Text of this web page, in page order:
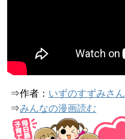
⇒作者： いずのすずみさん
⇒みんなの漫画読む